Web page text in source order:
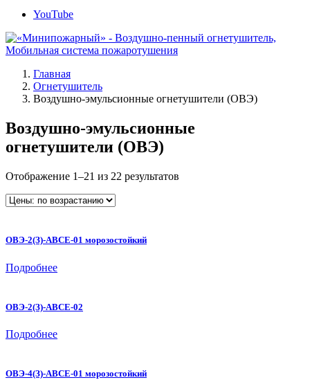
YouTube
Главная
Огнетушитель
Воздушно-эмульсионные огнетушители (ОВЭ)
Воздушно-эмульсионные
огнетушители (ОВЭ)
Отображение 1–21 из 22 результатов
ОВЭ-2(З)-АВСЕ-01 морозостойкий
Подробнее
ОВЭ-2(З)-АВСЕ-02
Подробнее
ОВЭ-4(З)-АВСЕ-01 морозостойкий